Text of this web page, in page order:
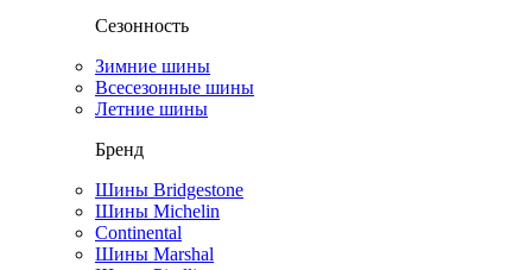
Сезонность
Зимние шины
Всесезонные шины
Летние шины
Бренд
Шины Bridgestone
Шины Michelin
Continental
Шины Marshal